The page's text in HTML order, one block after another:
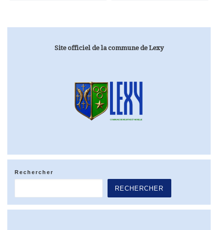
Site officiel de la commune de Lexy
Rechercher
RECHERCHER